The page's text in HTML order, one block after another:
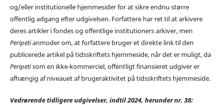
og/eller institutionelle hjemmesider for at sikre endnu større
offentlig adgang efter udgivelsen. Forfattere har ret til at arkivere
deres artikler i fondes og offentlige institutioners arkiver, men
Peripetianmoder om, at forfattere bruger et direkte link til den
publicerede artikel på tidsskriftets hjemmeside, når det er muligt, da
Peripetisom en ikke-kommerciel, offentligt finansieret udgiver er
afhængig af niveauet af brugeraktivitet på tidsskriftets hjemmeside.
Vedrørende tidligere udgivelser, indtil 2024, herunder nr. 38: